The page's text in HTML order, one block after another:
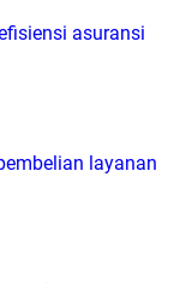
asuransi
layanan